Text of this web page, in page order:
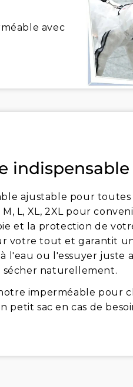
avec
ajustable pour toutes
M, L, XL, 2XL pour
et la protection de
votre tout et garantit
l'eau ou l'essuyer juste
sécher naturellement.
imperméable pour
petit sac en cas de